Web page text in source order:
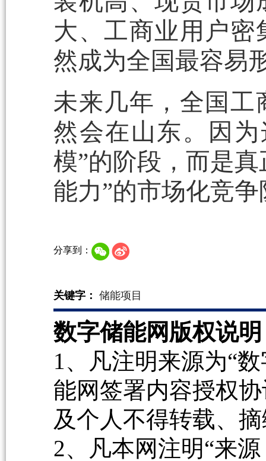
大、工商业用户
然成为全国最容易
未来几年，全国
然会在山东。因
模”的阶段，而是
能力”的市场化竞
分享到：
关键字： 储能项目
数字储能网版权说
1、凡注明来源为“
能网签署内容授权
及个人不得转载、
2、凡本网注明“来